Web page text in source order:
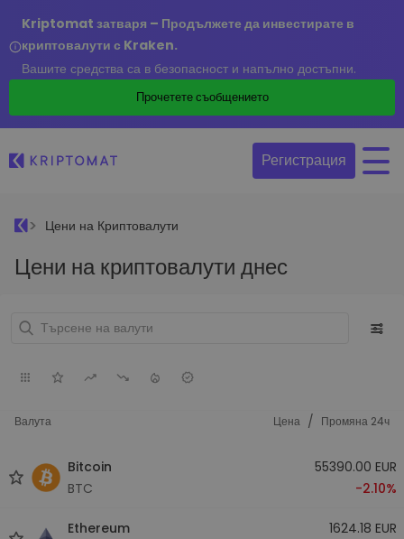
Kriptomat затваря – Продължете да инвестирате в
криптовалути с Kraken.
Вашите средства са в безопасност и напълно достъпни.
Прочетете съобщението
Регистрация
Цени на Криптовалути
Цени на криптовалути днес
Валута Цена / Промяна 24ч
Bitcoin
BTC
55390.00 EUR
-2.10%
Ethereum
1624.18 EUR